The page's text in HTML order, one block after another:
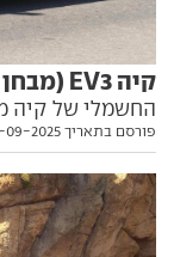
קיה EV3 (מבחן ראשון) - קוריאה מול סין
החשמלי של קיה
הדגמים הסיני,
פורסם בתאריך 09-09-2025